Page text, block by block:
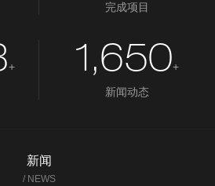
完成项目
+
1,650+
新闻动态
新闻
/ NEWS